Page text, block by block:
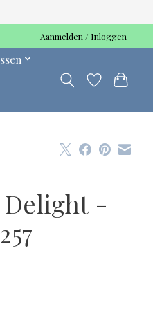
Aanmelden / Inloggen
Delight -